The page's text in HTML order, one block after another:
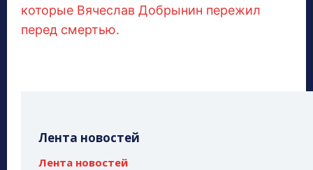
которые Вячеслав Добрынин пережил
перед смертью.
Лента новостей
Лента новостей